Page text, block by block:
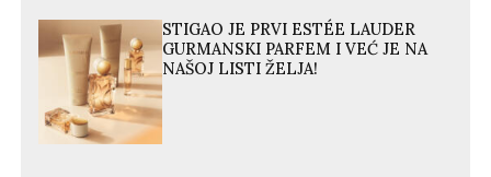
STIGAO JE PRVI ESTÉE LAUDER
GURMANSKI PARFEM I VEĆ JE NA
NAŠOJ LISTI ŽELJA!